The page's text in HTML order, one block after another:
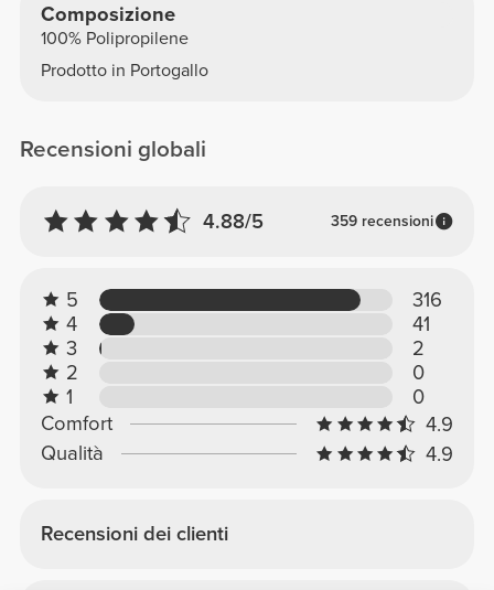
Composizione
100% Polipropilene
Prodotto in Portogallo
Recensioni globali
4.88/5 359 recensioni
5
316
4
41
3
2
2
0
1
0
Comfort
4.9
Qualità
4.9
Recensioni dei clienti